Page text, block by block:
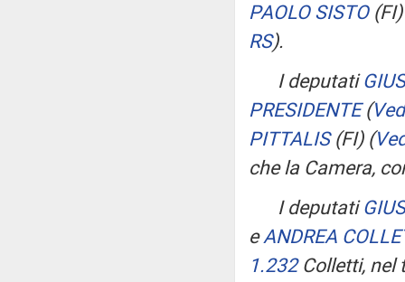
PAOLO SISTO
RS).
I deputati
PRESIDENTE (
PITTALIS(FI) (
che la Camera,
I deputati
eANDREA
1.232Colletti, nel